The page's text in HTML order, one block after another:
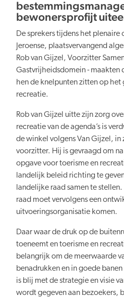
Organiserend vermogen
Nederland overal
Verduurzaming
Lusten en lasten in balans
bewonersprofijt
De sprekers tijdens het plenaire
Jeroense, plaatsvervangend
Rob van Gijzel, Voorzitter
Gastvrijheidsdomein - maakten
hen de knelpunten zitten op het
recreatie.
Rob van Gijzel uitte zijn zorg
recreatie van de agenda’s is
de winkel volgens Van Gijzel,
voorzitter. Hij is gevraagd om
opgave voor toerisme en
landelijk beleid richting te
landelijke raad samen te
raad moet vervolgens een
uitvoeringsorganisatie komen.
Daar waar de druk op de
toeneemt en toerisme en
belangrijk om de meerwaarde
benadrukken en in goede
is blij met de strategie en visie
wordt gegeven aan bezoekers,